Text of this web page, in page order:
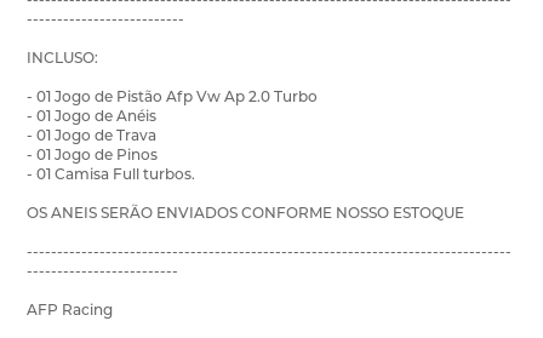
--------------------------
INCLUSO:
- 01 Jogo de Pistão Afp Vw Ap 2.0 Turbo
- 01 Jogo de Anéis
- 01 Jogo de Trava
- 01 Jogo de Pinos
- 01 Camisa Full turbos.
OS ANEIS SERÃO ENVIADOS CONFORME NOSSO ESTOQUE
--------------------------------------------------------------------------------
-------------------------
AFP Racing